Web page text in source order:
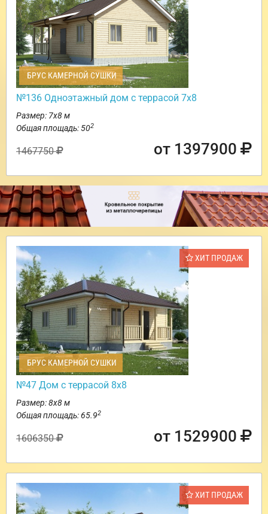
БРУС КАМЕРНОЙ СУШКИ
№136 Одноэтажный дом с террасой 7х8
Размер: 7х8 м
Общая площадь: 502
1467750 от 1397900
ХИТ ПРОДАЖ
БРУС КАМЕРНОЙ СУШКИ
№47 Дом с террасой 8х8
Размер: 8х8 м
Общая площадь: 65.92
1606350 от 1529900
ХИТ ПРОДАЖ